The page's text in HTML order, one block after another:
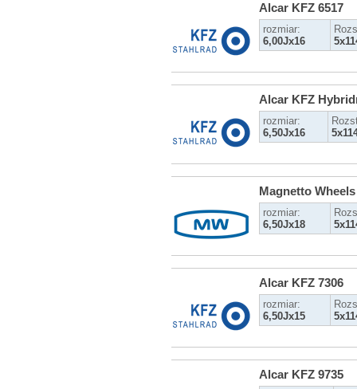
Alcar KFZ 6517
rozmiar:
6,00Jx16
Alcar KFZ
rozmiar:
6,50Jx16
Magnetto
rozmiar:
6,50Jx18
Alcar KFZ 7306
rozmiar:
6,50Jx15
Alcar KFZ 9735